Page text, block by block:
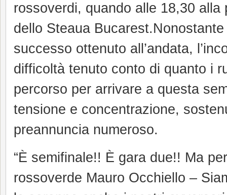
rossoverdi, quando alle 18,30
dello Steaua
successo ottenuto all’andata,
difficoltà tenuto conto di quanto i
percorso per arrivare a questa
tensione e concentrazione,
preannuncia numeroso.
“È semifinale!! È gara due!! Ma
rossoverde Mauro Occhiello –